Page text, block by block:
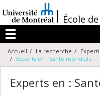
au
contenu
/École de
Menu
Accueil La recherche
Experts en : Santé mondiale
Experts en :